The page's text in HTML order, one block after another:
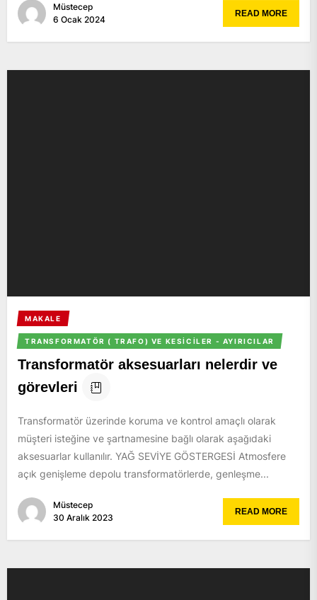
Müstecep
6 Ocak 2024
READ MORE
MAKALE
TRANSFORMATÖR ( TRAFO) VE KESICILER - AYIRICILAR
Transformatör aksesuarları nelerdir ve
görevleri
Transformatör üzerinde koruma ve kontrol amaçlı olarak
müşteri isteğine ve şartnamesine bağlı olarak aşağıdaki
aksesuarlar kullanılır. YAĞ SEVİYE GÖSTERGESİ Atmosfere
açık genişleme depolu transformatörlerde, genleşme...
Müstecep
30 Aralık 2023
READ MORE